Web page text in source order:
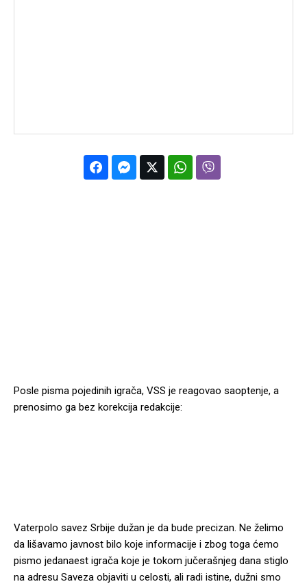
Posle pisma pojedinih igrača, VSS je reagovao saoptenje, a
prenosimo ga bez korekcija redakcije:
Vaterpolo savez Srbije dužan je da bude precizan. Ne želimo
da lišavamo javnost bilo koje informacije i zbog toga ćemo
pismo jedanaest igrača koje je tokom jučerašnjeg dana stiglo
na adresu Saveza objaviti u celosti, ali radi istine, dužni smo